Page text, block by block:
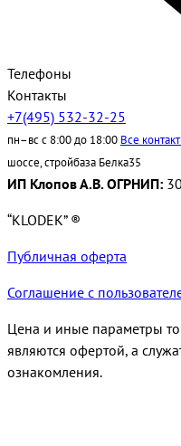
Телефоны
Контакты
+7(495) 532-32-25
пн–вс с 8:00 до 18:00 Все
шоссе, стройбаза Белка35
ИП Клопов А.В. ОГРНИП:
“KLODEK” ®
Публичная оферта
Соглашение с
Цена и иные параметры
являются офертой, а
ознакомления.